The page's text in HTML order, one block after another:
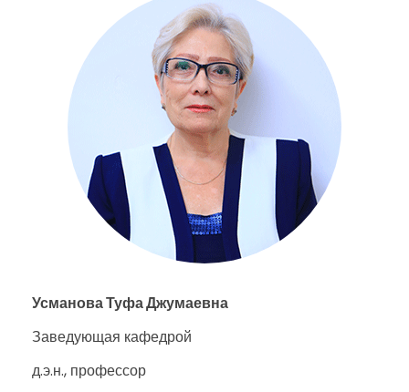
Усманова Туфа Джумаевна
Заведующая кафедрой
д.э.н., профессор